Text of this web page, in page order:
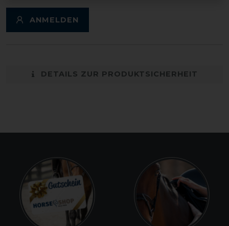
ANMELDEN
DETAILS ZUR PRODUKTSICHERHEIT